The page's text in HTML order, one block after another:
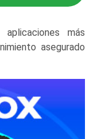
más
asegurado